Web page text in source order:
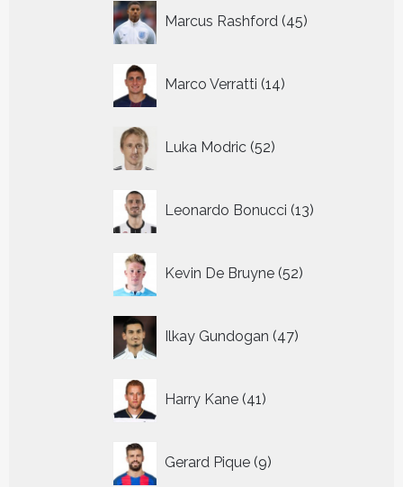
Marcus Rashford 45
producten
Marco Verratti 14
producten
Luka Modric 52
producten
Leonardo Bonucci 13
producten
Kevin De Bruyne 52
producten
Ilkay Gundogan 47
producten
Harry Kane 41
producten
Gerard Pique 9
producten